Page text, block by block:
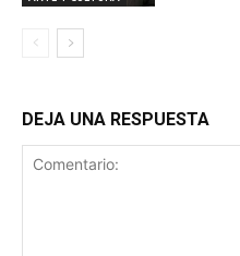
DEJA UNA RESPUESTA